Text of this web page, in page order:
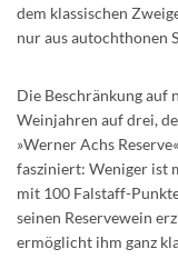
dem klassischen
nur aus autochthonen
Die Beschränkung auf
Weinjahren auf drei,
»Werner Achs
fasziniert: Weniger ist
mit 100 Falstaff-
seinen Reservewein
ermöglicht ihm ganz